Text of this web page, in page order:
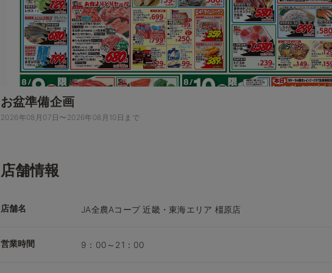
お盆準備企画
2026年08月07日〜2026年08月10日まで
店舗情報
店舗名 JA全農Aコープ 近畿・東海エリア 橿原店
営業時間 9：00～21：00